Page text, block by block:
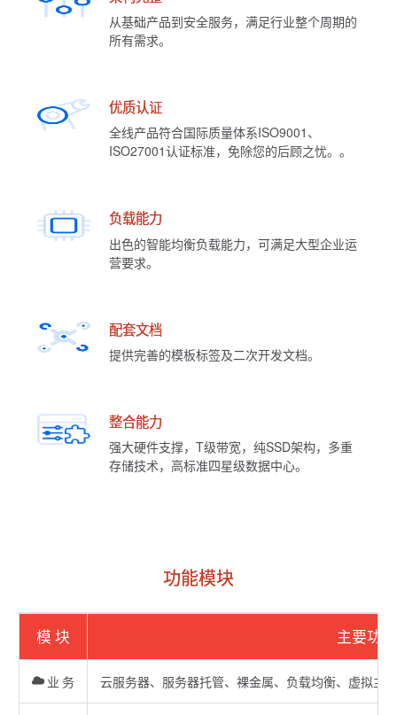
从基础产品到安全服务，满足行业整个周期的
所有需求。
优质认证
全线产品符合国际质量体系ISO9001、
ISO27001认证标准，免除您的后顾之忧。。
负载能力
出色的智能均衡负载能力，可满足大型企业运
营要求。
配套文档
提供完善的模板标签及二次开发文档。
整合能力
强大硬件支撑，T级带宽，纯SSD架构，多重
存储技术，高标准四星级数据中心。
功能模块
模 块 主要功能
业 务 云服务器、服务器托管、裸金属、负载均衡、虚拟主